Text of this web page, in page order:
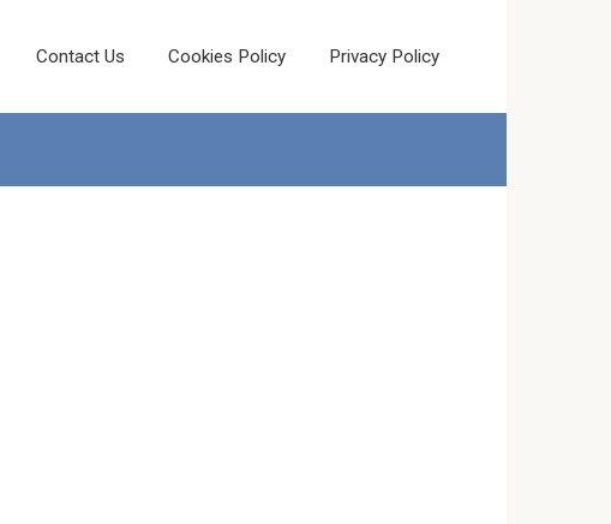
Contact Us Cookies Policy Privacy Policy